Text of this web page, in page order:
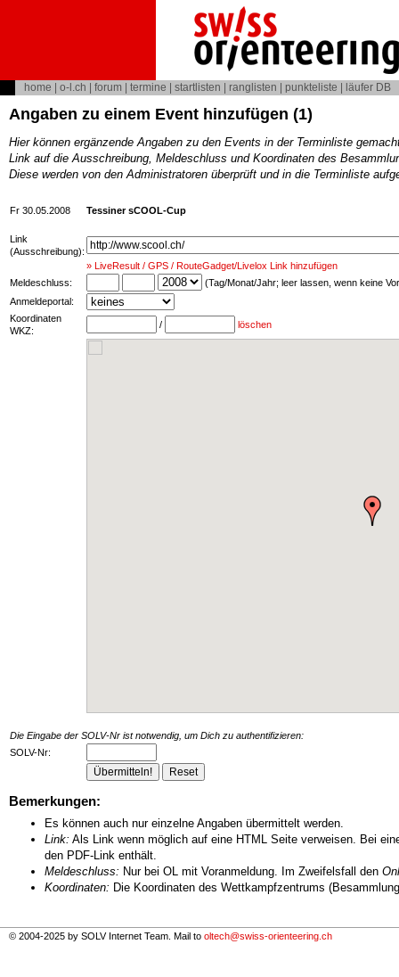
home o-l.ch forum termine startlisten ranglisten punkteliste läufer DB
Angaben zu einem Event hinzufügen (1)
Hier können ergänzende Angaben zu den Events in der Terminliste
Link auf die Ausschreibung, Meldeschluss und Koordinaten des
Diese werden von den Administratoren überprüft und in die Terminliste
Fr 30.05.2008 Tessiner sCOOL-Cup
Link
(Ausschreibung):
» LiveResult / GPS / RouteGadget/Livelox Link hinzufügen
Meldeschluss:
(Tag/Monat/Jahr; leer lassen, wenn keine
Anmeldeportal:
Koordinaten
WKZ:
/ löschen
Die Eingabe der SOLV-Nr ist notwendig, um Dich zu authentifizieren:
SOLV-Nr:
Bemerkungen:
Es können auch nur einzelne Angaben übermittelt werden.
Link: Als Link wenn möglich auf eine HTML Seite verweisen. Bei
den PDF-Link enthält.
Meldeschluss: Nur bei OL mit Voranmeldung. Im Zweifelsfall den
Koordinaten: Die Koordinaten des Wettkampfzentrums
© 2004-2025 by SOLV Internet Team. Mail to oltech@swiss-orienteering.ch